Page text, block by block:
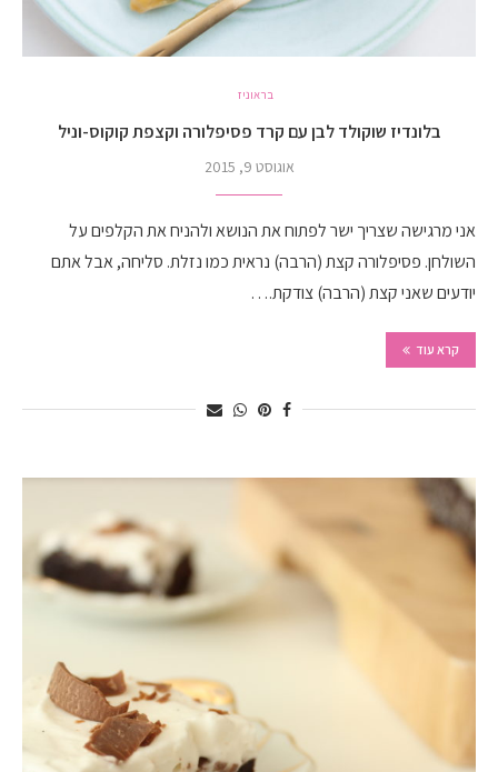
בראוניז
בלונדיז שוקולד לבן עם קרד פסיפלורה וקצפת קוקוס-וניל
אוגוסט 9, 2015
אני מרגישה שצריך ישר לפתוח את הנושא ולהניח את הקלפים על
השולחן. פסיפלורה קצת (הרבה) נראית כמו נזלת. סליחה, אבל אתם
יודעים שאני קצת (הרבה) צודקת.…
קרא עוד